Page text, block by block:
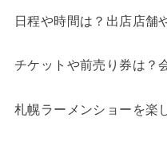
日程や時間は？出店店舗
チケットや前売り券は？
札幌ラーメンショーを楽